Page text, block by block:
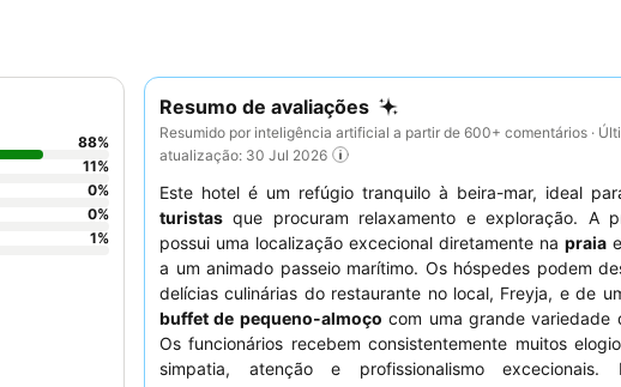
Resumo de avaliações
Resumido por inteligência artificial a partir de 600+ comentários ·
atualização: 30 Jul 2026
Este hotel é um refúgio tranquilo à beira-mar, ideal
turistas que procuram relaxamento e exploração. A
possui uma localização excecional diretamente na praia
a um animado passeio marítimo. Os hóspedes podem
delícias culinárias do restaurante no local, Freyja, e de
buffet de pequeno-almoço com uma grande variedade
Os funcionários recebem consistentemente muitos
simpatia, atenção e profissionalismo excecionais.
88%
11%
0%
0%
1%